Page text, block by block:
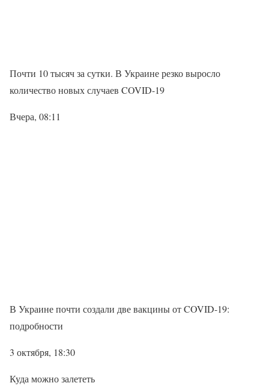
Почти 10 тысяч за сутки. В Украине резко выросло
количество новых случаев COVID-19
Вчера, 08:11
В Украине почти создали две вакцины от COVID-19:
подробности
3 октября, 18:30
Куда можно залететь